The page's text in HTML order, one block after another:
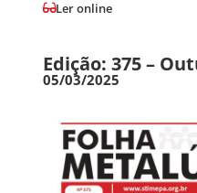
Ler online
Edição: 375 –
05/03/2025